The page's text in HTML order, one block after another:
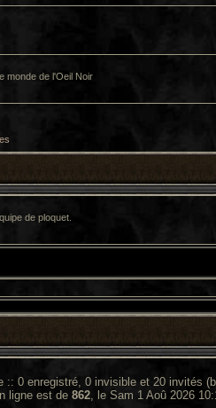
monde de l'Oeil Noir
de ploquet.
:: 0 enregistré, 0 invisible et 20 invités
ligne est de 862, le Sam 1 Aoû 2026